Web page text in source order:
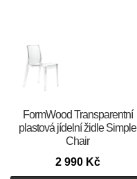
FormWood Transparentní
plastová jídelní židle Simple
Chair
2 990 Kč